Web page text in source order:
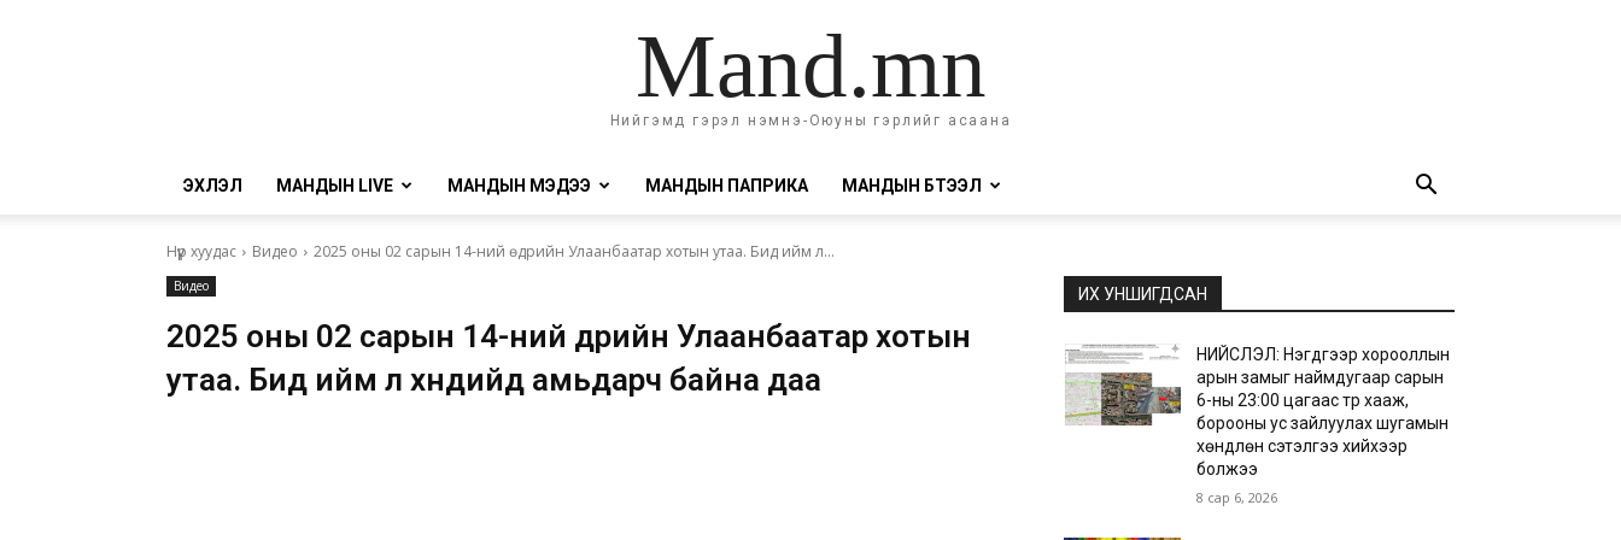
Mand.mn
Нийгэмд гэрэл нэмнэ-Оюуны гэрлийг асаана
ЭХЛЭЛ МАНДЫН LIVE МАНДЫН МЭДЭЭ МАНДЫН ПАПРИКА МАНДЫН БҮТЭЭЛ
Нүүр хуудас Видео 2025 оны 02 сарын 14-ний өдрийн Улаанбаатар хотын утаа. Бид ийм л...
Видео
2025 оны 02 сарын 14-ний өдрийн Улаанбаатар хотын
утаа. Бид ийм л хөндийд амьдарч байна даа
ИХ УНШИГДСАН
НИЙСЛЭЛ: Нэгдүгээр хорооллын
арын замыг наймдугаар сарын
6-ны 23:00 цагаас түр хааж,
борооны ус зайлуулах шугамын
хөндлөн сэтэлгээ хийхээр
болжээ
8 сар 6, 2026